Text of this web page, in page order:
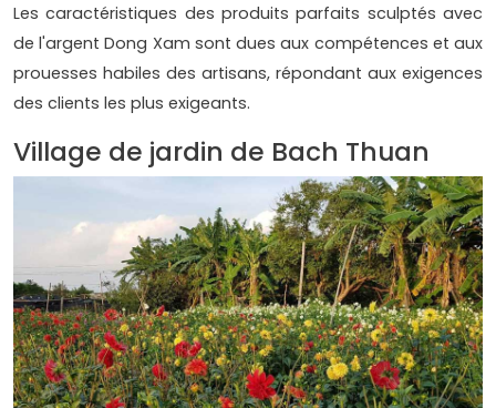
Les caractéristiques des produits parfaits sculptés avec
de l'argent Dong Xam sont dues aux compétences et aux
prouesses habiles des artisans, répondant aux exigences
des clients les plus exigeants.
Village de jardin de Bach Thuan